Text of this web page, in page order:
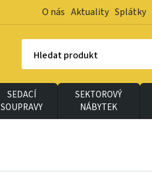
O nás Aktuality Splátky
Hledat produkt
SEDACÍ
SOUPRAVY
SEKTOROVÝ
NÁBYTEK